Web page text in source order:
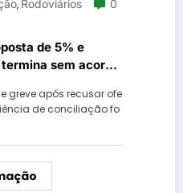
, Rodoviários
0
de 5% e
sem acordo
greve após recusar ofe
de conciliação fo